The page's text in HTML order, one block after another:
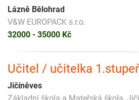
Lázně Bělohrad
V&W EUROPACK s.r.o.
32000 - 35000 Kč
Učitel / učitelka
Jičíněves
Základní škola a Mateřská škola,